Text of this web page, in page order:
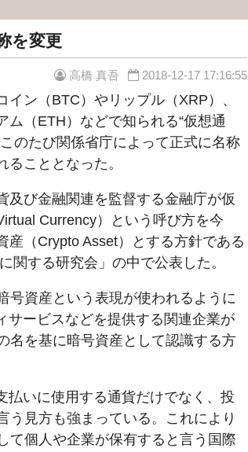
を変更
高橋 真吾 2018-12-17 17:16:55
イン（BTC）やリップル（XRP）、
ム（ETH）などで知られる“仮想通
のたび関係省庁によって正式に名称
ることとなった。
及び金融関連を監督する金融庁が仮
Currency）という呼び方を今
産（Crypto Asset）とする方針である
関する研究会」の中で公表した。
号資産という表現が使われるように
サービスなどを提供する関連企業が
名を基に暗号資産として認識する方
払いに使用する通貨だけでなく、投
う見方も強まっている。これにより
て個人や企業が保有すると言う国際